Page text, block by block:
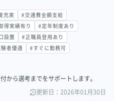
充実 #交通費全額支給
得実績有り #定年制度あり
設置 #正職員登用あり
者優遇 #すぐに勤務可
から選考までをサポートします。
更新日：2026年01月30日